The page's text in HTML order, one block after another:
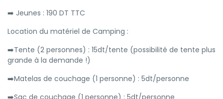
➡️ Jeunes : 190 DT TTC
Location du matériel de Camping :
➡️Tente (2 personnes) : 15dt/tente (possibilité de tente plus
grande à la demande !)
➡️Matelas de couchage (1 personne) : 5dt/personne
➡️Sac de couchage (1 personne) : 5dt/personne